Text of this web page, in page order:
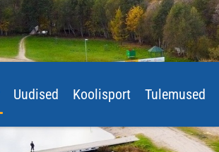
Uudised Koolisport Tulemused